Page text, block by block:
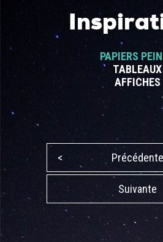
PAPIERS
TABLEAUX
AFFICHES
< Précédente
Suivante